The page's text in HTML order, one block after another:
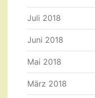
Juli 2018
Juni 2018
Mai 2018
März 2018